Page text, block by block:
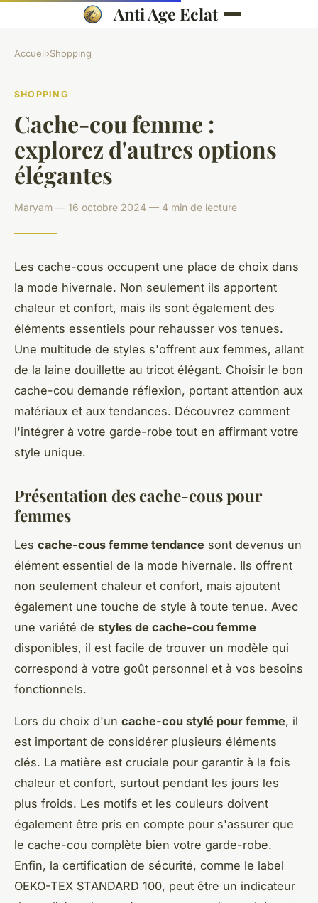
Anti Age Eclat
Accueil›Shopping
SHOPPING
Cache-cou femme :
explorez d'autres options
élégantes
Maryam — 16 octobre 2024 — 4 min de lecture
Les cache-cous occupent une place de choix dans
la mode hivernale. Non seulement ils apportent
chaleur et confort, mais ils sont également des
éléments essentiels pour rehausser vos tenues.
Une multitude de styles s'offrent aux femmes, allant
de la laine douillette au tricot élégant. Choisir le bon
cache-cou demande réflexion, portant attention aux
matériaux et aux tendances. Découvrez comment
l'intégrer à votre garde-robe tout en affirmant votre
style unique.
Présentation des cache-cous pour
femmes
Les cache-cous femme tendance sont devenus un
élément essentiel de la mode hivernale. Ils offrent
non seulement chaleur et confort, mais ajoutent
également une touche de style à toute tenue. Avec
une variété de styles de cache-cou femme
disponibles, il est facile de trouver un modèle qui
correspond à votre goût personnel et à vos besoins
fonctionnels.
Lors du choix d'un cache-cou stylé pour femme, il
est important de considérer plusieurs éléments
clés. La matière est cruciale pour garantir à la fois
chaleur et confort, surtout pendant les jours les
plus froids. Les motifs et les couleurs doivent
également être pris en compte pour s'assurer que
le cache-cou complète bien votre garde-robe.
Enfin, la certification de sécurité, comme le label
OEKO-TEX STANDARD 100, peut être un indicateur